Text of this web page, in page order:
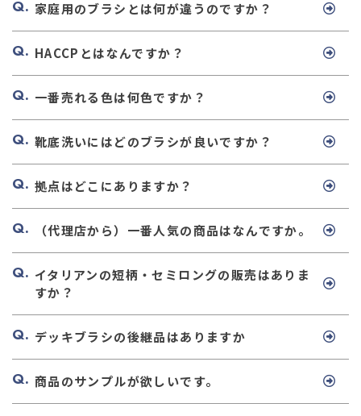
家庭用のブラシとは何が違うのですか？
HACCPとはなんですか？
一番売れる色は何色ですか？
靴底洗いにはどのブラシが良いですか？
拠点はどこにありますか？
（代理店から）一番人気の商品はなんですか。
イタリアンの短柄・セミロングの販売はありま
すか？
デッキブラシの後継品はありますか
商品のサンプルが欲しいです。